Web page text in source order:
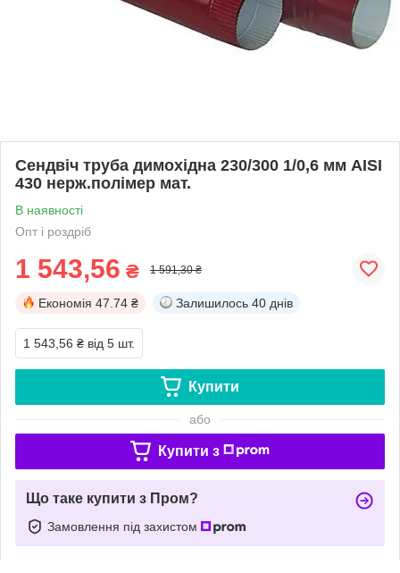
Сендвіч труба димохідна 230/300 1/0,6 мм AISI
430 нерж.полімер мат.
В наявності
Опт і роздріб
1 543,56 ₴ 1 591,30 ₴
Економія 47.74 ₴ Залишилось 40 днів
1 543,56 ₴ від 5 шт.
Купити
або
Купити з
Що таке купити з Пром?
Замовлення під захистом